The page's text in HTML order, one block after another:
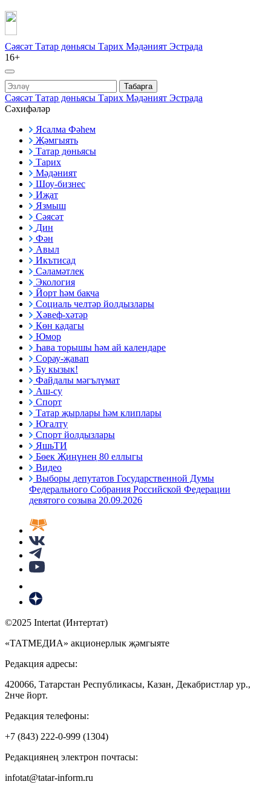
Сәясәт Татар дөньясы Тарих Мәдәният Эстрада
16+
Табарга
Сәясәт Татар дөньясы Тарих Мәдәният Эстрада
Сәхифәләр
Ясалма Фәһем
Җәмгыять
Татар дөньясы
Тарих
Мәдәният
Шоу-бизнес
Иҗат
Язмыш
Сәясәт
Дин
Фән
Авыл
Икътисад
Сәламәтлек
Экология
Йорт һәм бакча
Социаль челтәр йолдызлары
Хәвеф-хәтәр
Көн кадагы
Юмор
Һава торышы һәм ай календаре
Сорау-җавап
Бу кызык!
Файдалы мәгълүмат
Аш-су
Спорт
Татар җырлары һәм клиплары
Югалту
Спорт йолдызлары
ЯшьТИ
Бөек Җиңүнең 80 еллыгы
Видео
Выборы депутатов Государственной Думы
Федерального Собрания Российской Федерации
девятого созыва 20.09.2026
©2025 Intertat (Интертат)
«ТАТМЕДИА» акционерлык җәмгыяте
Редакция адресы:
420066, Татарстан Республикасы, Казан, Декабристлар ур.,
2нче йорт.
Редакция телефоны:
+7 (843) 222-0-999 (1304)
Редакциянең электрон почтасы:
infotat@tatar-inform.ru